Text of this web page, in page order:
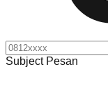
Subject Pesan